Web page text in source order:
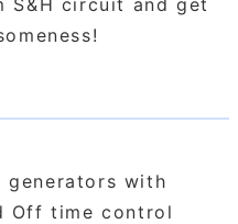
S&H circuit and get
generators with
Off time control